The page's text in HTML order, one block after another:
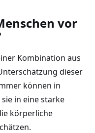
vor
Kombination aus
dieser
können in
in eine starke
körperliche